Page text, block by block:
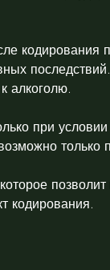
кодирования
алкоголю.
при
только
кодирования.